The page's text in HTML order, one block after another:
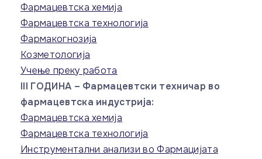
Фармацевтска хемија
Фармацевтска технологија
Фармакогнозија
Козметологија
Учење преку работа
III ГОДИНА – Фармацевтски техничар во
фармацевтска индустрија:
Фармацевтска хемија
Фармацевтска технологија
Инструментални анализи во Фармацијата